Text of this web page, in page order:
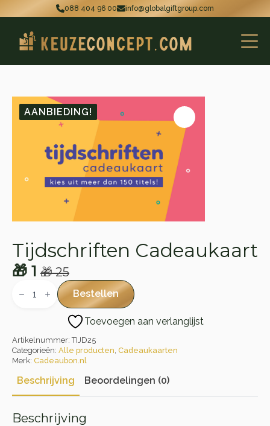
088 404 96 00 info@globalgiftgroup.com
AANBIEDING!
Tijdschriften Cadeaukaart
🎁25
Oorspronkelijke
prijs
🎁 25.
🎁 1
Huidige
prijs
🎁 1.
Tijdschriften
Cadeaukaart Bestellen
Toevoegen aan verlanglijst
Artikelnummer:TIJD25
Categorieën: Alle producten Cadeaukaarten
Merk: Cadeaubon.nl
Beschrijving Beoordelingen (0)
Beschrijving